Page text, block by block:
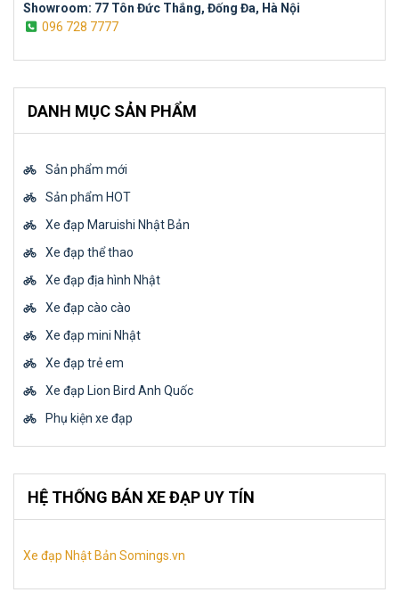
Showroom: 77 Tôn Đức Thắng, Đống Đa, Hà Nội
096 728 7777
DANH MỤC SẢN PHẨM
Sản phẩm mới
Sản phẩm HOT
Xe đạp Maruishi Nhật Bản
Xe đạp thể thao
Xe đạp địa hình Nhật
Xe đạp cào cào
Xe đạp mini Nhật
Xe đạp trẻ em
Xe đạp Lion Bird Anh Quốc
Phụ kiện xe đạp
HỆ THỐNG BÁN XE ĐẠP UY TÍN
Xe đạp Nhật Bản Somings.vn